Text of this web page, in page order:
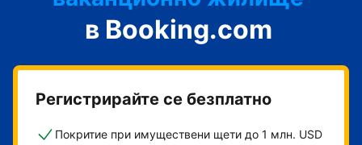
своята къща за гости
своя пансион със закуска
в Booking.com
Регистрирайте се безплатно
Покритие при имуществени щети до 1 млн. USD